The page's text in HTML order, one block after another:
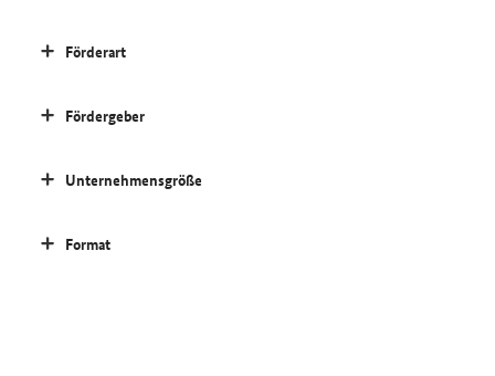
Förderart
Fördergeber
Unternehmensgröße
Format